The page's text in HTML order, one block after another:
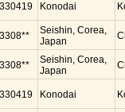
Konodai
Seishin, Corea,
Japan
Seishin, Corea,
Japan
Konodai